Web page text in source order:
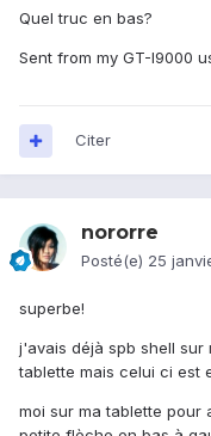
Quel truc en bas?
Sent from my GT-I9000
Citer
nororre
Posté(e) 25
superbe!
j'avais déjà spb shell sur
tablette mais celui ci est
moi sur ma tablette pour